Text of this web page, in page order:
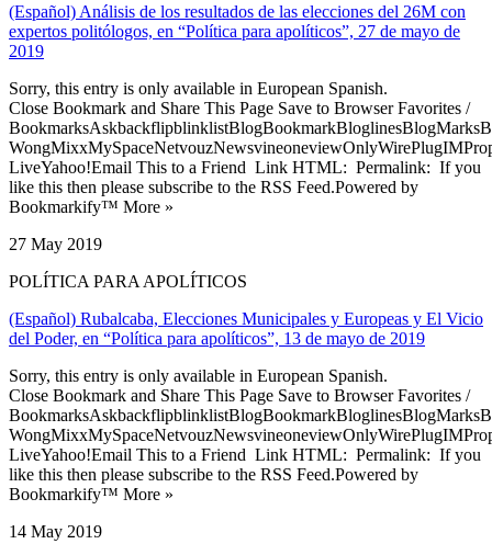
(Español) Análisis de los resultados de las elecciones del 26M con
expertos politólogos, en “Política para apolíticos”, 27 de mayo de
2019
Sorry, this entry is only available in European Spanish.
Close Bookmark and Share This Page Save to Browser Favorites /
LiveYahoo!Email This to a Friend Link HTML: Permalink: If you
like this then please subscribe to the RSS Feed.Powered by
Bookmarkify™ More »
27 May 2019
POLÍTICA PARA APOLÍTICOS
(Español) Rubalcaba, Elecciones Municipales y Europeas y El Vicio
del Poder, en “Política para apolíticos”, 13 de mayo de 2019
Sorry, this entry is only available in European Spanish.
Close Bookmark and Share This Page Save to Browser Favorites /
LiveYahoo!Email This to a Friend Link HTML: Permalink: If you
like this then please subscribe to the RSS Feed.Powered by
Bookmarkify™ More »
14 May 2019